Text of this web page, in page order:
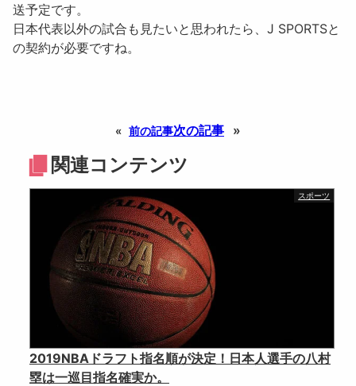
送予定です。
日本代表以外の試合も見たいと思われたら、 J SPORTSと
の契約が必要ですね。
« 前の記事次の記事 »
関連コンテンツ
スポーツ
2019NBAドラフト指名順が決定！日本人選手の八村
塁は一巡目指名確実か。